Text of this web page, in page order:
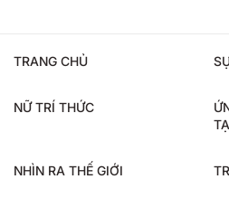
TRANG CHỦ
NỮ TRÍ THỨC
NHÌN RA THẾ GIỚI